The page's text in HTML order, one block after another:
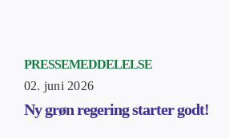
PRESSEMEDDELELSE
02. juni 2026
Ny grøn regering starter godt!